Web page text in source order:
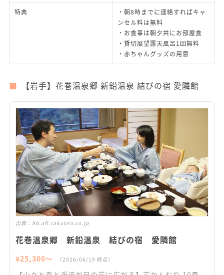
特典
・朝8時までに連絡すればキャ
ンセル料は無料
・お食事は朝夕共にお部屋食
・貸切展望露天風呂1回無料
・赤ちゃんグッズの用意
【岩手】花巻温泉郷 新鉛温泉 結びの宿 愛隣館
出典： hb.afl.rakuten.co.jp
花巻温泉郷 新鉛温泉 結びの宿 愛隣館
¥25,300〜 （2026/06/19 時点）